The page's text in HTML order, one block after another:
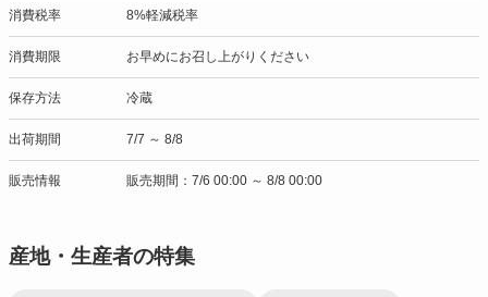
消費税率 8%軽減税率
消費期限 お早めにお召し上がりください
保存方法 冷蔵
出荷期間 7/7 ～ 8/8
販売情報 販売期間：7/6 00:00 ～ 8/8 00:00
産地・生産者の特集